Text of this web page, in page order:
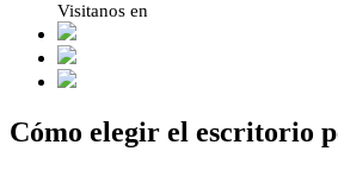
Visitanos en
Cómo elegir el escritorio